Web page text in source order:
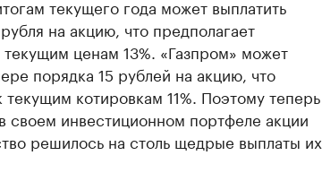
текущего года может выплатить
на акцию, что предполагает
ценам 13%. «Газпром» может
порядка 15 рублей на акцию, что
текущим котировкам 11%. Поэтому теперь
своем инвестиционном портфеле акции
решилось на столь щедрые выплаты их